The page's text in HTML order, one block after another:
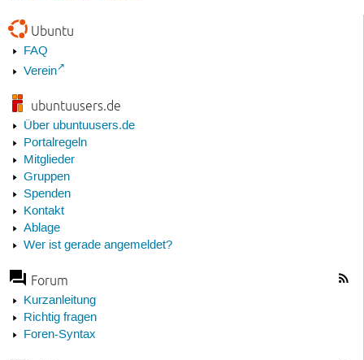
Ubuntu
FAQ
Verein
ubuntuusers.de
Über ubuntuusers.de
Portalregeln
Mitglieder
Gruppen
Spenden
Kontakt
Ablage
Wer ist gerade angemeldet?
Forum
Kurzanleitung
Richtig fragen
Foren-Syntax